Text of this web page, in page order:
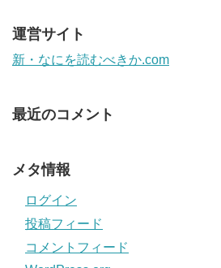
運営サイト
新・なにを読むべきか.com
最近のコメント
メタ情報
ログイン
投稿フィード
コメントフィード